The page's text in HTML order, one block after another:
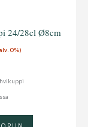
24/28cl Ø8cm
alv. 0%)